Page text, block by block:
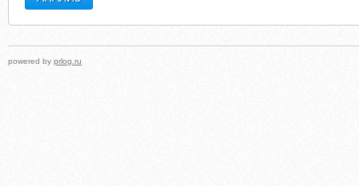
powered by prlog.ru